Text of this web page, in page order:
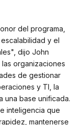
del programa,
y el
dijo John
organizaciones
de gestionar
y TI, la
una base unificada.
inteligencia que
mantenerse